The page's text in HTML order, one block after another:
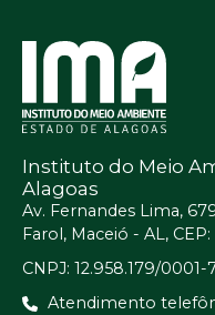
Instituto do Meio
Alagoas
Av. Fernandes Lima,
Farol, Maceió - AL,
CNPJ: 12.958.179/0001-
Atendimento